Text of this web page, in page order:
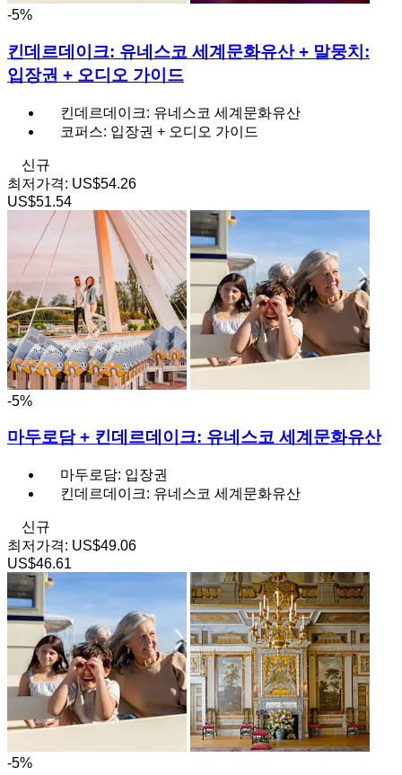
-5%
킨데르데이크: 유네스코 세계문화유산 + 말뭉치:
입장권 + 오디오 가이드
킨데르데이크: 유네스코 세계문화유산
코퍼스: 입장권 + 오디오 가이드
신규
최저가격: US$54.26
US$51.54
-5%
마두로담 + 킨데르데이크: 유네스코 세계문화유산
마두로담: 입장권
킨데르데이크: 유네스코 세계문화유산
신규
최저가격: US$49.06
US$46.61
-5%